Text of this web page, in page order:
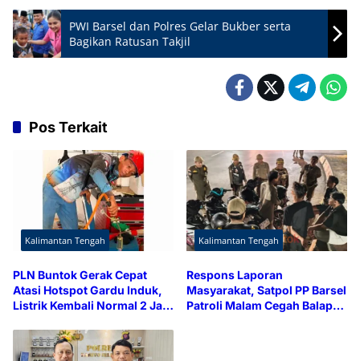
PWI Barsel dan Polres Gelar Bukber serta
Bagikan Ratusan Takjil
Pos Terkait
Kalimantan Tengah
PLN Buntok Gerak Cepat
Atasi Hotspot Gardu Induk,
Listrik Kembali Normal 2 Jam
Kalimantan Tengah
Respons Laporan
Masyarakat, Satpol PP Barsel
Patroli Malam Cegah Balap